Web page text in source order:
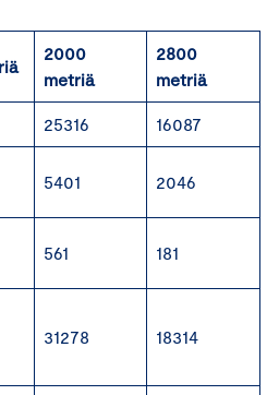
2000
metriä
2800
metriä
25316 16087
5401 2046
561 181
31278 18314